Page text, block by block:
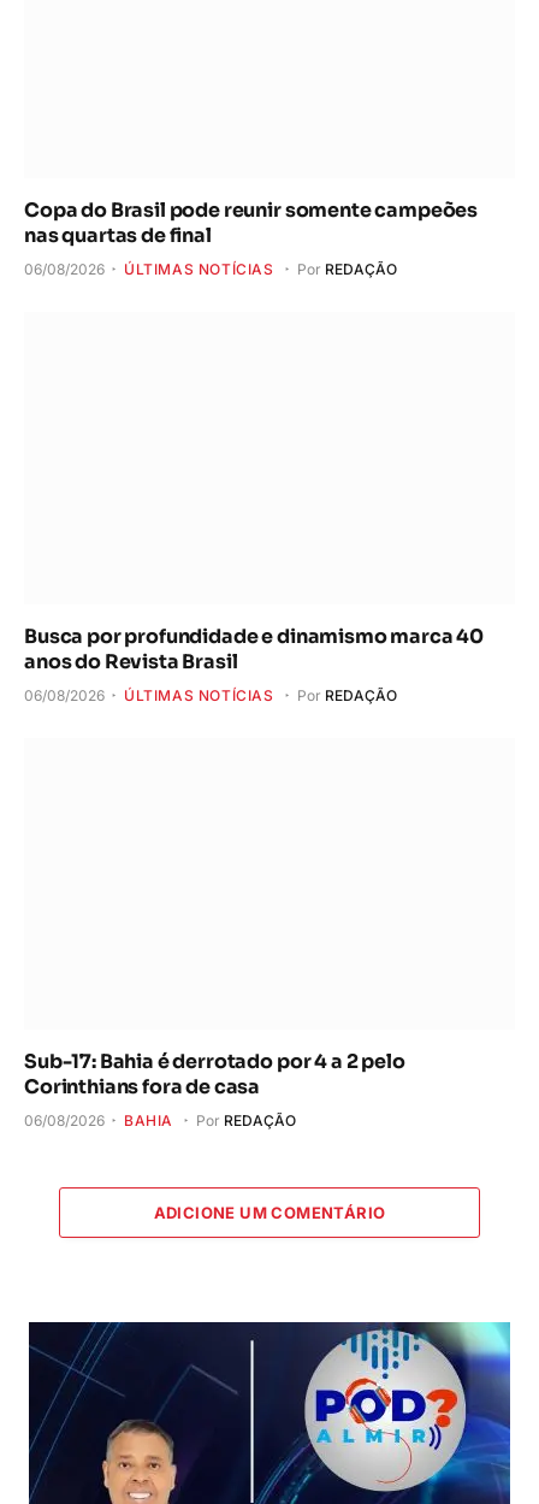
Copa do Brasil pode reunir somente campeões
nas quartas de final
06/08/2026 ÚLTIMAS NOTÍCIAS Por REDAÇÃO
Busca por profundidade e dinamismo marca 40
anos do Revista Brasil
06/08/2026 ÚLTIMAS NOTÍCIAS Por REDAÇÃO
Sub-17: Bahia é derrotado por 4 a 2 pelo
Corinthians fora de casa
06/08/2026 BAHIA Por REDAÇÃO
ADICIONE UM COMENTÁRIO